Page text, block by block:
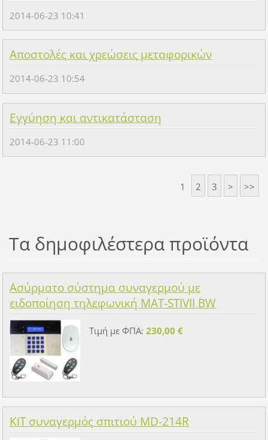
2014-06-23 10:41
Αποστολές και χρεώσεις μεταφορικών
2014-06-23 10:54
Εγγύηση και αντικατάσταση
2014-06-23 11:00
1 2 3 > >>
Τα δημοφιλέστερα προϊόντα
Ασύρματο σύστημα συναγερμού με
ειδοποίηση τηλεφωνική MAT-STIVII BW
Τιμή με ΦΠΑ: 230,00 €
KIT συναγερμός σπιτιού MD-214R